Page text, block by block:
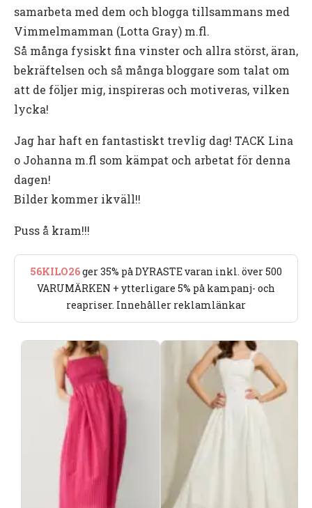
samarbeta med dem och blogga tillsammans med
Vimmelmamman (Lotta Gray) m.fl.
Så många fysiskt fina vinster och allra störst, äran,
bekräftelsen och så många bloggare som talat om
att de följer mig, inspireras och motiveras, vilken
lycka!
Jag har haft en fantastiskt trevlig dag! TACK Lina
o Johanna m.fl som kämpat och arbetat för denna
dagen!
Bilder kommer ikväll!!
Puss å kram!!!
56KILO26ger 35% på DYRASTE varan inkl. över 500
VARUMÄRKEN + ytterligare 5% på kampanj- och
reapriser. Innehåller reklamlänkar